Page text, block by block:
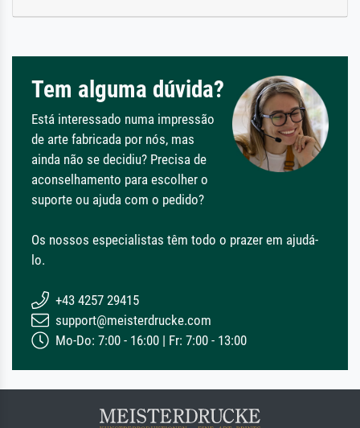
Tem alguma dúvida?
Está interessado numa impressão
de arte fabricada por nós, mas
ainda não se decidiu? Precisa de
aconselhamento para escolher o
suporte ou ajuda com o pedido?
Os nossos especialistas têm todo o prazer em ajudá-
lo.
+43 4257 29415
support@meisterdrucke.com
Mo-Do: 7:00 - 16:00 | Fr: 7:00 - 13:00